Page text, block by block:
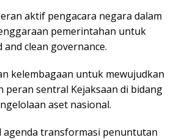
aktif pengacara negara dalam
pemerintahan untuk
clean governance.
kelembagaan untuk mewujudkan
peran sentral Kejaksaan di bidang
aset nasional.
agenda transformasi penuntutan